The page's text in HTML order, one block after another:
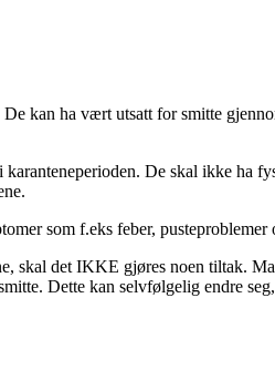
kan ha vært utsatt for smitte
De skal ikke ha
som f.eks feber, pusteproblemer
skal det IKKE gjøres noen tiltak.
Dette kan selvfølgelig endre